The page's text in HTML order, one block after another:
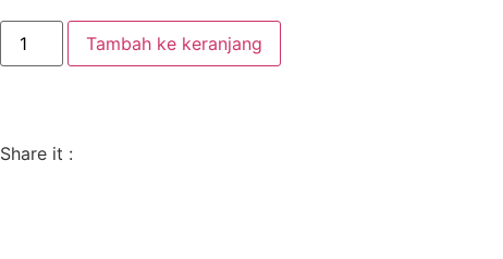
Tambah ke keranjang
Share it :